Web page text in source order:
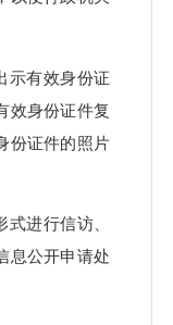
示有效身份证
效身份证件复
份证件的照片
进行信访、
息公开申请处